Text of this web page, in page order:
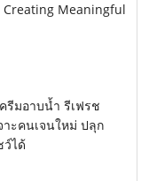
Creating Meaningful
รีมอาบน้ำ รีเฟรช
ะคนเจนใหม่ ปลุก
ว์ได้